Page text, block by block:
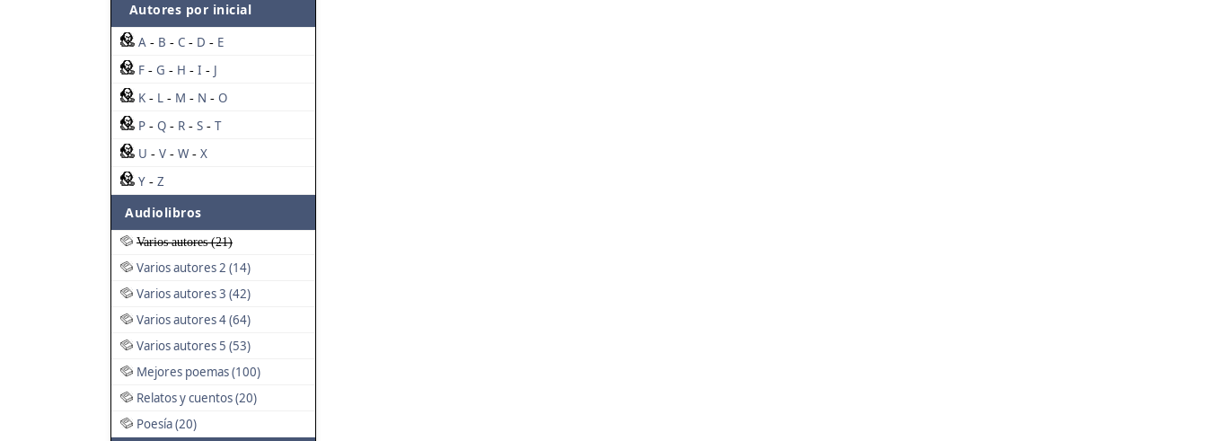
Autores por inicial
A - B - C - D - E
F - G - H - I - J
K - L - M - N - O
P - Q - R - S - T
U - V - W - X
Y - Z
Audiolibros
Varios autores (21)
Varios autores 2 (14)
Varios autores 3 (42)
Varios autores 4 (64)
Varios autores 5 (53)
Mejores poemas (100)
Relatos y cuentos (20)
Poesía (20)